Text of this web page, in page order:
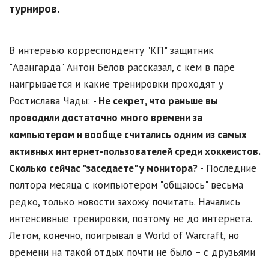
турниров.
В интервью корреспонденту "КП" защитник
"Авангарда" Антон Белов рассказал, с кем в паре
наигрывается и какие тренировки проходят у
Ростислава Чады: - Не секрет, что раньше вы
проводили достаточно много времени за
компьютером и вообще считались одним из самых
активных интернет-пользователей среди хоккеистов.
Сколько сейчас "заседаете" у монитора? - Последние
полтора месяца с компьютером "общаюсь" весьма
редко, только новости захожу почитать. Начались
интенсивные тренировки, поэтому не до интернета.
Летом, конечно, поигрывал в World of Warcraft, но
времени на такой отдых почти не было – с друзьями